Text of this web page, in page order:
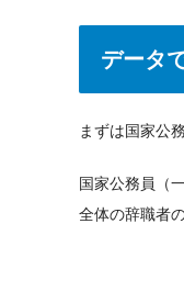
データ
まずは国家公
国家公務員（
全体の辞職者